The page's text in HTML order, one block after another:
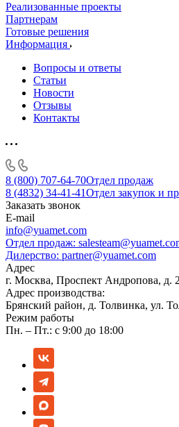
Реализованные проекты
Партнерам
Готовые решения
Информация
Вопросы и ответы
Статьи
Новости
Отзывы
Контакты
8 (800) 707-64-70Отдел продаж
8 (4832) 34-41-41Отдел закупок и
Заказать звонок
E-mail
info@yuamet.com
Отдел продаж:
Дилерство: partner@yuamet.com
Адрес
г. Москва, Проспект Андропова, д.
Адрес производства:
Брянский район, д. Толвинка, ул.
Режим работы
Пн. – Пт.: с 9:00 до 18:00